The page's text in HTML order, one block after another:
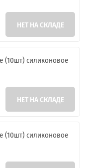
НЕТ НА СКЛАДЕ
силиконовое
НЕТ НА СКЛАДЕ
силиконовое
ПРОДАЖ.